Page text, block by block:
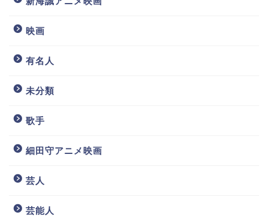
映画
有名人
未分類
歌手
細田守アニメ映画
芸人
芸能人